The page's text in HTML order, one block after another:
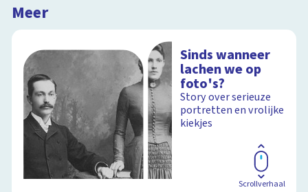
Meer
Sinds wanneer
lachen we op
foto's?
Story over serieuze
portretten en vrolijke
kiekjes
Scrollverhaal